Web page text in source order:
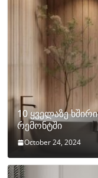
10 ყველაზე
რემონტში
October 24, 2024